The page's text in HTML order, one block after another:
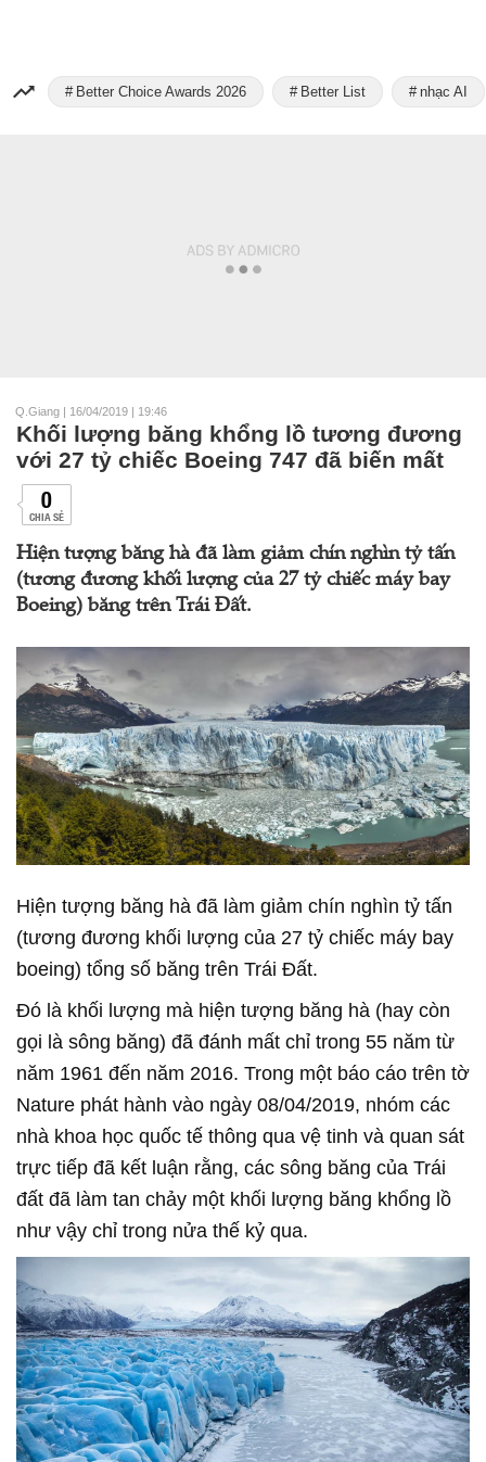
Better Choice Awards 2026 Better List nhạc AI
Q.Giang | 16/04/2019 | 19:46
Khối lượng băng khổng lồ tương đương
với 27 tỷ chiếc Boeing 747 đã biến mất
0
CHIA SẺ
Hiện tượng băng hà đã làm giảm chín nghìn tỷ tấn
(tương đương khối lượng của 27 tỷ chiếc máy bay
Boeing) băng trên Trái Đất.
Hiện tượng băng hà đã làm giảm chín nghìn tỷ tấn
(tương đương khối lượng của 27 tỷ chiếc máy bay
boeing) tổng số băng trên Trái Đất.
Đó là khối lượng mà hiện tượng băng hà (hay còn
gọi là sông băng) đã đánh mất chỉ trong 55 năm từ
năm 1961 đến năm 2016. Trong một báo cáo trên tờ
Nature phát hành vào ngày 08/04/2019, nhóm các
nhà khoa học quốc tế thông qua vệ tinh và quan sát
trực tiếp đã kết luận rằng, các sông băng của Trái
đất đã làm tan chảy một khối lượng băng khổng lồ
như vậy chỉ trong nửa thế kỷ qua.